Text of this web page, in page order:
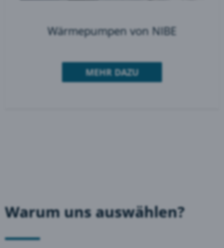
Wärmepumpen von NIBE
MEHR DAZU
Warum uns auswählen?